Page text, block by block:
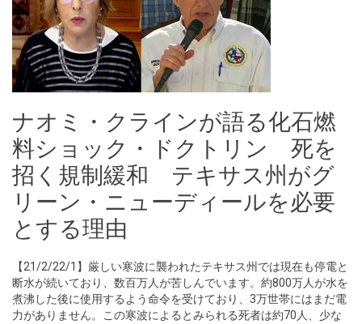
ナオミ・クラインが語る化石燃
料ショック・ドクトリン 死を
招く規制緩和 テキサス州がグ
リーン・ニューディールを必要
とする理由
【21/2/22/1】厳しい寒波に襲われたテキサス州では現在も停電と
断水が続いており、数百万人が苦しんでいます。約800万人が水を
煮沸した後に使用するよう命令を受けており、3万世帯にはまだ電
力がありません。この寒波によるとみられる死者は約70人、少な